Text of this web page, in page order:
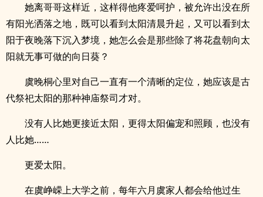
她离哥哥这样近，这样得他疼爱呵护，被允许出没在所
有阳光洒落之地，既可以看到太阳清晨升起，又可以看到太
阳于夜晚落下沉入梦境，她怎么会是那些除了将花盘朝向太
阳就无事可做的向日葵？
虞晚桐心里对自己一直有一个清晰的定位，她应该是古
代祭祀太阳的那种神庙祭司才对。
没有人比她更接近太阳，更得太阳偏宠和照顾，也没有
人比她……
更爱太阳。
在虞峥嵘上大学之前，每年六月虞家人都会给他过生